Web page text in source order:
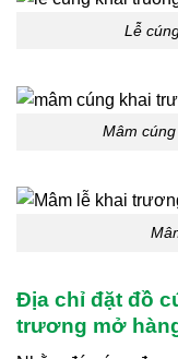
Lễ
Mâm
Địa chỉ đặt đồ
trương mở